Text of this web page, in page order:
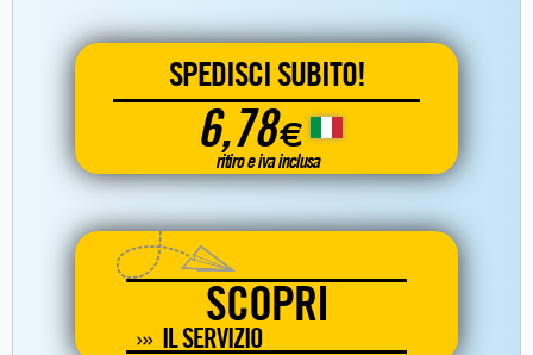
SPEDISCI SUBITO!
6,78€
ritiro e iva inclusa
SCOPRI
IL SERVIZIO